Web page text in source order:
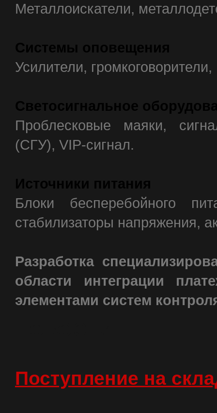
Металлоискатели,
Системы оповещения
Усилители,
Светосигнальное
Проблесковые маяки,
(СГУ), VIP-сигнал.
Источники питания
Блоки бесперебойного
стабилизаторы напряжения,
Разработка
области интеграции
элементами систем
Поступление на